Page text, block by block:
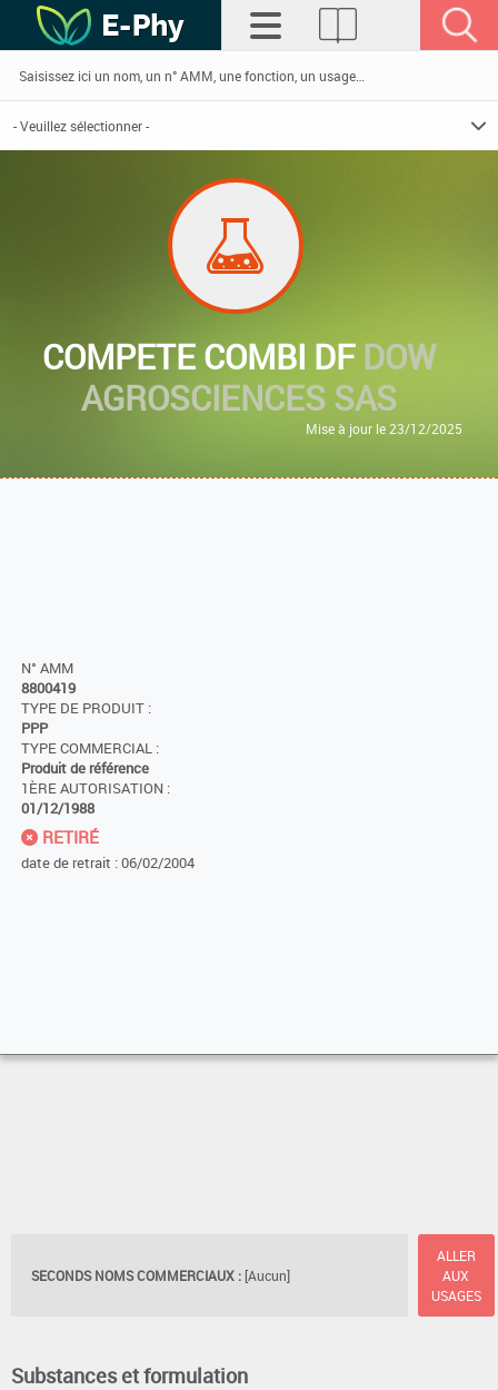
COMPETE COMBI DFDOW
AGROSCIENCES SAS
Mise à jour le 23/12/2025
N° AMM
8800419
TYPE DE PRODUIT :
PPP
TYPE COMMERCIAL :
Produit de référence
1ÈRE AUTORISATION :
01/12/1988
RETIRÉ
date de retrait : 06/02/2004
SECONDS NOMS COMMERCIAUX : [Aucun]
ALLER
AUX
USAGES
Substances et formulation